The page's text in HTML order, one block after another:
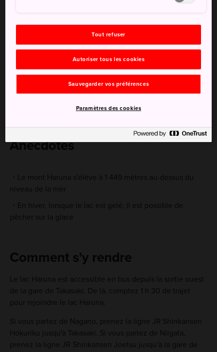
Anecdotes
Le mont Haruna s'élève à 1 449 mètres au-dessus du
niveau de la mer
En hiver, lorsque le lac est gelé, il est possible de
pêcher sur la glace
Comment s'y rendre
Le lac Haruna est accessible en bus depuis la sortie ouest
de la gare de Takasaki. De là, comptez 1 h 30 de trajet
pour rejoindre le lac Haruna.
Si vous partez de Nagano, prenez la ligne JR Shinkansen
Hokuriku jusqu'à Takasaki. Si vous partez de Niigata,
prenez la ligne JR Shinkansen Joetsu jusqu'à la gare de
Tout refuser
Autoriser tous les cookies
Sauvegarder vos préférences
Paramètres des cookies